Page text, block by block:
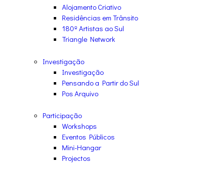
Alojamento Criativo
Residências em Trânsito
180º Artistas ao Sul
Triangle Network
Investigação
Investigação
Pensando a Partir do Sul
Pos Arquivo
Participação
Workshops
Eventos Públicos
Mini-Hangar
Projectos